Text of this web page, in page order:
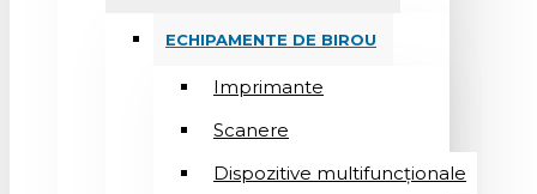
ECHIPAMENTE DE BIROU
Imprimante
Scanere
Dispozitive multifuncționale